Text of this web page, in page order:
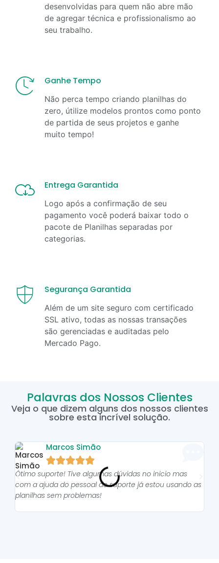
desenvolvidas para quem não abre mão
de agregar técnica e profissionalismo ao
seu trabalho.
Ganhe Tempo
Não perca tempo criando planilhas do
zero, útilize modelos prontos como ponto
de partida de seus projetos e ganhe
muito tempo!
Entrega Garantida
Logo após a confirmação de seu
pagamento você poderá baixar todo o
pacote de Planilhas separadas por
categorias.
Segurança Garantida
Além de um site seguro com certificado
SSL ativo, todas as nossas transações
são gerenciadas e auditadas pelo
Mercado Pago.
Palavras dos Nossos Clientes
Veja o que dizem alguns dos nossos clientes
sobre esta incrível solução.
Marcos Simão

Ótimo suporte! Tive algumas dúvidas no inicio mas
com a ajuda do pessoal do suporte já estou usando as
planilhas sem problemas!